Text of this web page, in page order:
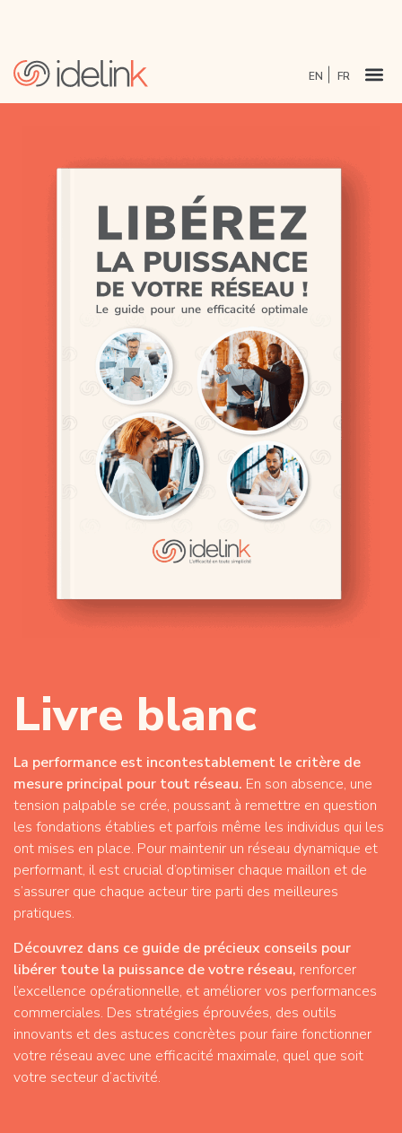
EN FR
Livre blanc
La performance est incontestablement le critère de
mesure principal pour tout réseau. En son absence, une
tension palpable se crée, poussant à remettre en question
les fondations établies et parfois même les individus qui les
ont mises en place. Pour maintenir un réseau dynamique et
performant, il est crucial d’optimiser chaque maillon et de
s’assurer que chaque acteur tire parti des meilleures
pratiques.
Découvrez dans ce guide de précieux conseils pour
libérer toute la puissance de votre réseau, renforcer
l’excellence opérationnelle, et améliorer vos performances
commerciales. Des stratégies éprouvées, des outils
innovants et des astuces concrètes pour faire fonctionner
votre réseau avec une efficacité maximale, quel que soit
votre secteur d’activité.